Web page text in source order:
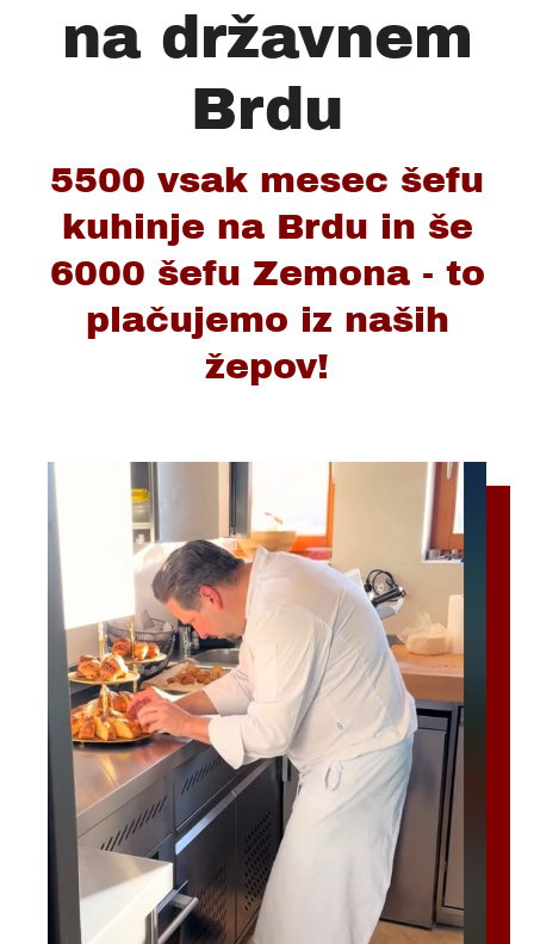
na državnem
Brdu
5500 vsak mesec šefu
kuhinje na Brdu in še
6000 šefu Zemona - to
plačujemo iz naših
žepov!